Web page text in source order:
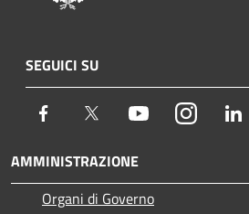
SEGUICI SU
Facebook Twitter YoutubeInstagram
AMMINISTRAZIONE
Organi di Governo